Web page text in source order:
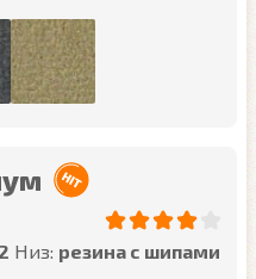
Низ: резина с шипами